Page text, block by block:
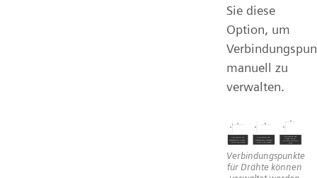
Sie diese
Option, um
manuell zu
verwalten.
Verbindungspunkte
für Drähte können